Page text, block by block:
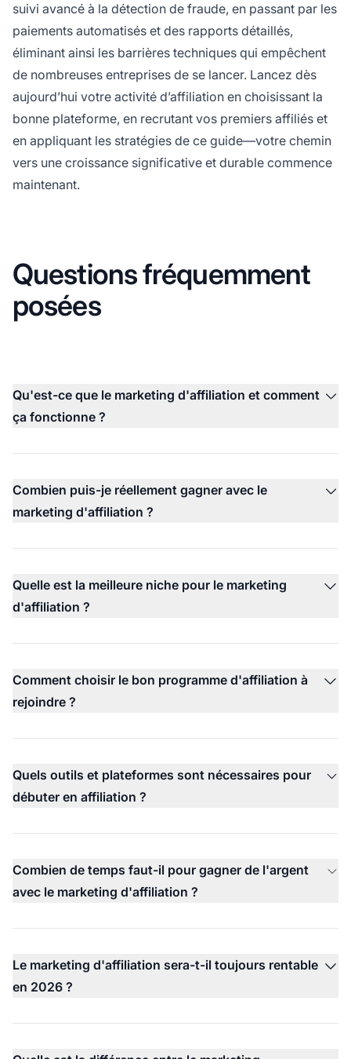
suivi avancé à la détection de fraude, en passant par les
paiements automatisés et des rapports détaillés,
éliminant ainsi les barrières techniques qui empêchent
de nombreuses entreprises de se lancer. Lancez dès
aujourd’hui votre activité d’affiliation en choisissant la
bonne plateforme, en recrutant vos premiers affiliés et
en appliquant les stratégies de ce guide—votre chemin
vers une croissance significative et durable commence
maintenant.
Questions fréquemment
posées
Qu'est-ce que le marketing d'affiliation et comment
ça fonctionne ?
Combien puis-je réellement gagner avec le
marketing d'affiliation ?
Quelle est la meilleure niche pour le marketing
d'affiliation ?
Comment choisir le bon programme d'affiliation à
rejoindre ?
Quels outils et plateformes sont nécessaires pour
débuter en affiliation ?
Combien de temps faut-il pour gagner de l'argent
avec le marketing d'affiliation ?
Le marketing d'affiliation sera-t-il toujours rentable
en 2026 ?